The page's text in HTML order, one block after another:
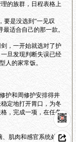
的族群，日程表格上
是没选到“一见叹
适合自己的那一款。
，一开始就选对了护
旦发现判断失误已经
人的家常饭。
护和周修护安排得井
定地打开胃口，为冬
，完成一项，在任务
肌肉和感官系统处于